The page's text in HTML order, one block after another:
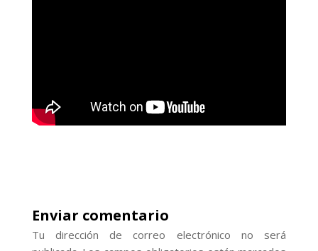
Enviar comentario
Tu dirección de correo electrónico no será